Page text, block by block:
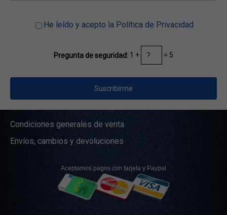
He leído y acepto la Política de Privacidad
Pregunta de seguridad: 1 + = 5
Condiciones generales de venta
Envíos, cambios y devoluciones
Aceptamos pagos con tarjeta y Paypal